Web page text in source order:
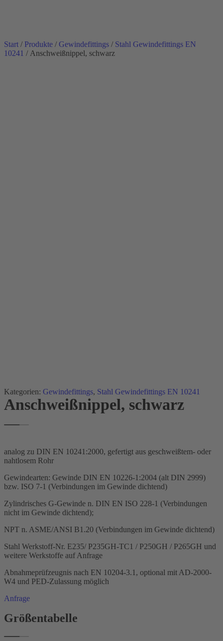
Start / Produkte / Gewindefittings / Stahl Gewindefittings EN
10241 / Anschweißnippel, schwarz
Kategorien: Gewindefittings, Stahl Gewindefittings EN 10241
Anschweißnippel, schwarz
analog zu DIN EN 10241:2000, gefertigt aus geschweißtem- oder
nahtlosem Rohr
Gewindearten: Gewinde DIN EN 10226-1:2004 (alt DIN 2999)
bzw. ISO 7-1 (Verbindungen im Gewinde dichtend)
Zylindrisches G-Gewinde n. DIN EN ISO 228-1 (Verbindungen
nicht im Gewinde dichtend);
NPT n. ASME/ANSI B1.20 (Verbindungen im Gewinde dichtend)
Stahl Werkstoff-Nr. E235/ P235GH-TC1 / P250GH / P265GH und
weitere Werkstoffe auf Anfrage
Abnahmeprüfzeugnis nach EN 10204-3.1, optional mit AD-2000-
W4 und PED-Zulassung möglich
Anfrage
Größentabelle